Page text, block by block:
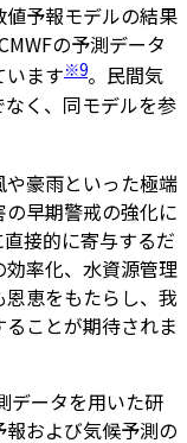
予報モデルの結果
の予測データ
います※9。民間気
く、同モデルを参
豪雨といった極端
早期警戒の強化に
接的に寄与するだ
率化、水資源管理
恵をもたらし、我
ことが期待されま
データを用いた研
および気候予測の